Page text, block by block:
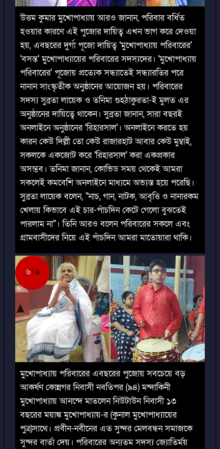
উত্তম কুমার মুখোপাধ্যায় আরও জানান, পরিবার বর্ধিত
হওয়ার কারণে এই পুজোর দায়িত্ব এখন ভাগ করে দেওয়া
হয়, এবছরের দুর্গা পূজো দায়িত্ব 'মুখোপাধ্যায় পরিবারের'
'বসন্ত' মুখোপাধ্যায়ের পরিবারের সদস্যদের। 'মুখোপাধ্যায়
পরিবারের' পূজোয় প্রত্যেক সন্ধ্যাতেই সন্ধ্যারতির পরে
নানান সাংস্কৃতীক অনুষ্ঠানের আয়োজন হয়। পরিবারের
সদস্য সুব্রতা লায়েক ও তনিমা গুহঠাকুরতা-ই মুলত এর
অনুষ্ঠানের দায়িত্বে থাকেন। সুব্রতা জানান, সারা বছরই
অনলাইনে অনুষ্ঠানের 'রিহারসাল'। অনলাইনে করতে হয়
কারন কেউ দিল্লী তো কেউ রাজারহাট আবার কেউ মুম্বাই,
সকলকে একজোট করে 'রিহারসাল' করা একপ্রকার
অসম্ভব। তনিমা জানান, কোভিড সময় থেকেই আমরা
সকলেই কমবেশি অনলাইনে মাধ্যমে অভ্যস্ত হয়ে পরেছি।
সুব্রতা লায়েক বলেন, "নাচ, গান, নাটক, আবৃত্তি ও নানারকম
খেলায় কিভাবে এই চার-পাঁচদিন কেটে গেলো বুঝতেই
পারলাম না"। তিনি আরও বলেন পরিবারের সকলে এবং
গ্রামবাসীদের নিয়ে এই পাঁচদিন আমরা মাতোয়ারা থাকি।
৬ ৯
মুখোপাধ্যায় পরিবারের এবছরের পুজোয় সবচেয়ে বড়
আকর্ষণ কোন্নগর নিবাসী নবতিপর (৯৪) মন্দাকিনী
মুখোপাধ্যায় আনন্দে মাতলেন নিউটাউন নিবাসী ১৩
বছরের ময়াঙ্ক মুখোপাধ্যায়-র (কুনাল মুখোপাধ্যায়ের
পুত্র)সাথে। প্রবীন-নবীনের এত সুন্দর মেলবন্ধন সমাজকে
সুন্দর বার্তা দেয়। পরিবারের অন্যতম সদস্য জ্যোতির্ময়